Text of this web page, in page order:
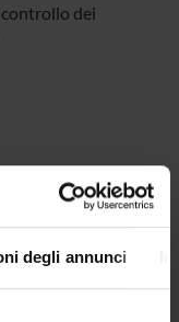
degli annunci
dei